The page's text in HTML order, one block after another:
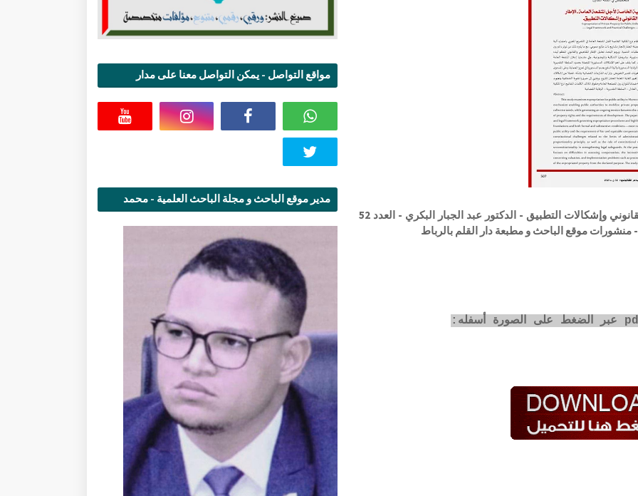
نزع الملكية الخاصة لأجل المنفعة العامة - الإطار القانوني وإشكالات التطبيق - الدكتور عبد الجبار البكري - العدد 52
موقع الباحث و مطبعة دار القلم بالرباط
مواقع التواصل - يمكن التواصل معنا على مدار
مدير موقع الباحث و مجلة الباحث العلمية - محمد